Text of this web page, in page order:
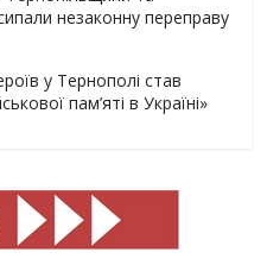
незаконну переправу
у Тернополі став
пам’яті в Україні»